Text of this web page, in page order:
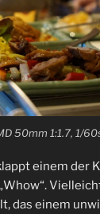
50mm 1:1.7, 1/
einem der
das einem